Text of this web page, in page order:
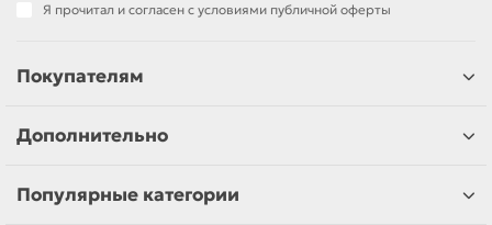
Я прочитал и согласен с условиями публичной оферты
Покупателям
Дополнительно
Популярные категории